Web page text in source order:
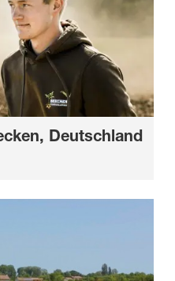
Deutschland